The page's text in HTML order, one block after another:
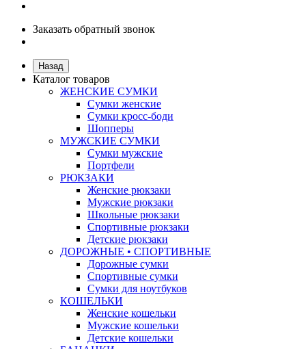
Заказать обратный звонок
Назад
Каталог товаров
ЖЕНСКИЕ СУМКИ
Сумки женские
Сумки кросс-боди
Шопперы
МУЖСКИЕ СУМКИ
Сумки мужские
Портфели
РЮКЗАКИ
Женские рюкзаки
Мужские рюкзаки
Школьные рюкзаки
Спортивные рюкзаки
Детские рюкзаки
ДОРОЖНЫЕ • СПОРТИВНЫЕ
Дорожные сумки
Спортивные сумки
Сумки для ноутбуков
КОШЕЛЬКИ
Женские кошельки
Мужские кошельки
Детские кошельки